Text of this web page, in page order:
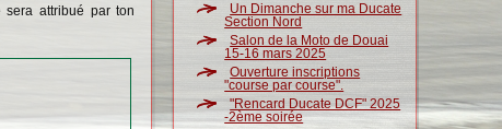
sera attribué par ton
Un Dimanche sur ma Ducate
Section Nord
Salon de la Moto de Douai
15-16 mars 2025
Ouverture inscriptions
"course par course".
"Rencard Ducate DCF" 2025
-2ème soirée